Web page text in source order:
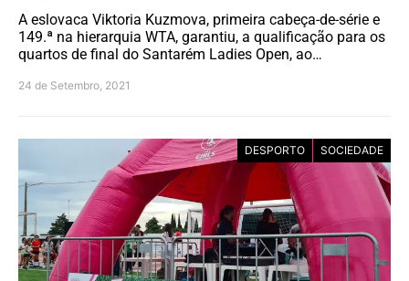
A eslovaca Viktoria Kuzmova, primeira cabeça-de-série e
149.ª na hierarquia WTA, garantiu, a qualificação para os
quartos de final do Santarém Ladies Open, ao…
24 de Setembro, 2021
DESPORTO SOCIEDADE